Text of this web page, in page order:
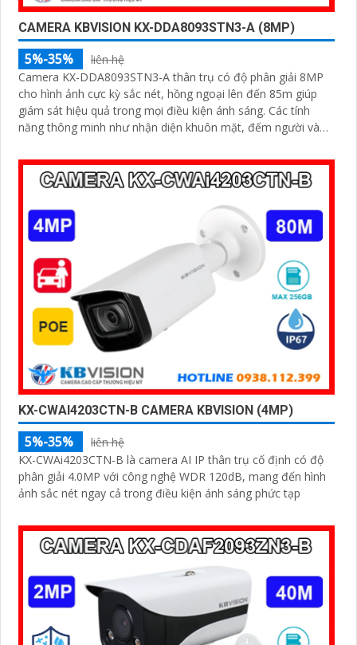
CAMERA KBVISION KX-DDA8093STN3-A (8MP)
5%-35%
liên hệ
Camera KX-DDA8093STN3-A thân trụ có độ phân giải 8MP
cho hình ảnh cực kỳ sắc nét, hồng ngoại lên đến 85m giúp
giám sát hiệu quả trong mọi điều kiện ánh sáng. Các tính
năng thông minh như nhận diện khuôn mặt, đếm người và
mang lại sự tiện lợi tối đa được bảo vệ với chuẩn IP67, IK10
và hỗ trợ PoE, camera đảm bảo hoạt động ổn định
KX-CWAI4203CTN-B CAMERA KBVISION (4MP)
5%-35%
liên hệ
KX-CWAi4203CTN-B là camera AI IP thân trụ cố định có độ
phân giải 4.0MP với công nghệ WDR 120dB, mang đến hình
ảnh sắc nét ngay cả trong điều kiện ánh sáng phức tạp